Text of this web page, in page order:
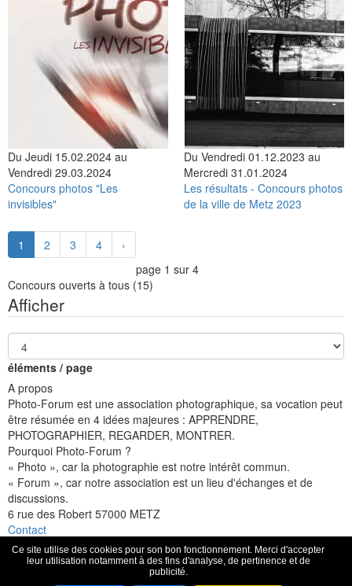
Du Jeudi 15.02.2024 au
Vendredi 29.03.2024
Concours photos "Les
invisibles"
Du Vendredi 01.12.2023 au
Mercredi 31.01.2024
Les résultats - Concours photos
de la ville de Metz 2023
1 2 3 4
›
page 1 sur 4
Concours ouverts à tous (15)
Afficher
éléments / page
A propos
Photo-Forum est une association photographique, sa vocation peut
être résumée en 4 idées majeures : APPRENDRE,
PHOTOGRAPHIER, REGARDER, MONTRER.
Pourquoi Photo-Forum ?
« Photo », car la photographie est notre intérêt commun.
« Forum », car notre association est un lieu d'échanges et de
discussions.
6 rue des Robert 57000 METZ
Contact
FacebookFlickrInstagram
Espace membre
Ce site utilise des cookies pour son bon fonctionnement. Merci d'accepter
leur utilisation notamment à des fins d'analyse, de pertinence et de
publicité.